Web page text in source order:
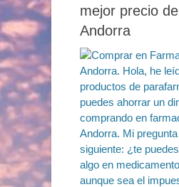
mejor precio de
Andorra